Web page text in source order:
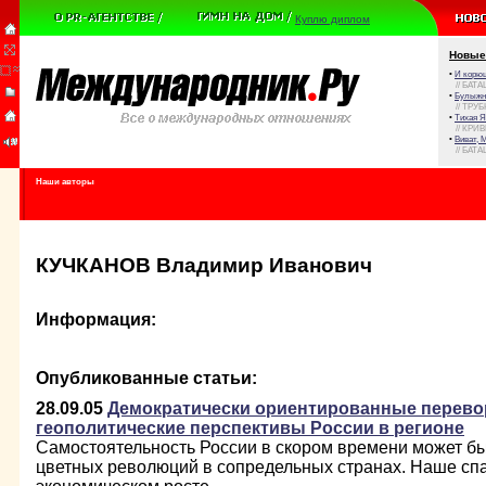
Куплю диплом
Новые
• И
//
•
//
• Тихая
//
• Виват,
//
Наши авторы
КУЧКАНОВ Владимир Иванович
Информация:
Опубликованные статьи:
28.09.05 Демократически ориентированные
геополитические перспективы России в регионе
Самостоятельность России в скором времени может
цветных революций в сопредельных странах. Наше